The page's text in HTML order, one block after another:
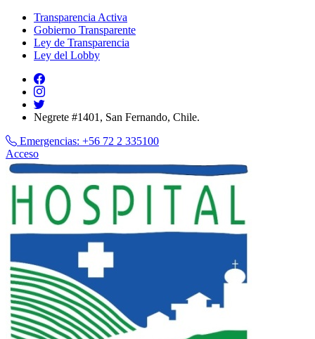
Transparencia Activa
Gobierno Transparente
Ley de Transparencia
Ley del Lobby
Negrete #1401, San Fernando, Chile.
Emergencias: +56 72 2 335100
Acceso